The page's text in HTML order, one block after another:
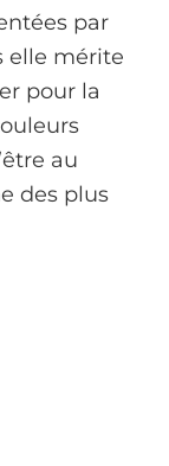
par
elle mérite
pour la
au
des plus